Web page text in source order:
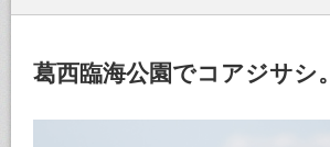
葛西臨海公園でコアジサシ。